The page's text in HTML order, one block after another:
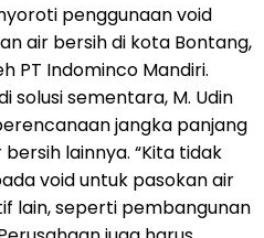
penggunaan void
air bersih di kota Bontang,
PT Indominco Mandiri.
solusi sementara, M. Udin
jangka panjang
lainnya. “Kita tidak
void untuk pasokan air
lain, seperti pembangunan